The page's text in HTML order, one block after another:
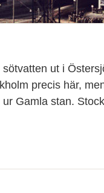
ut i
precis här,
Gamla stan.